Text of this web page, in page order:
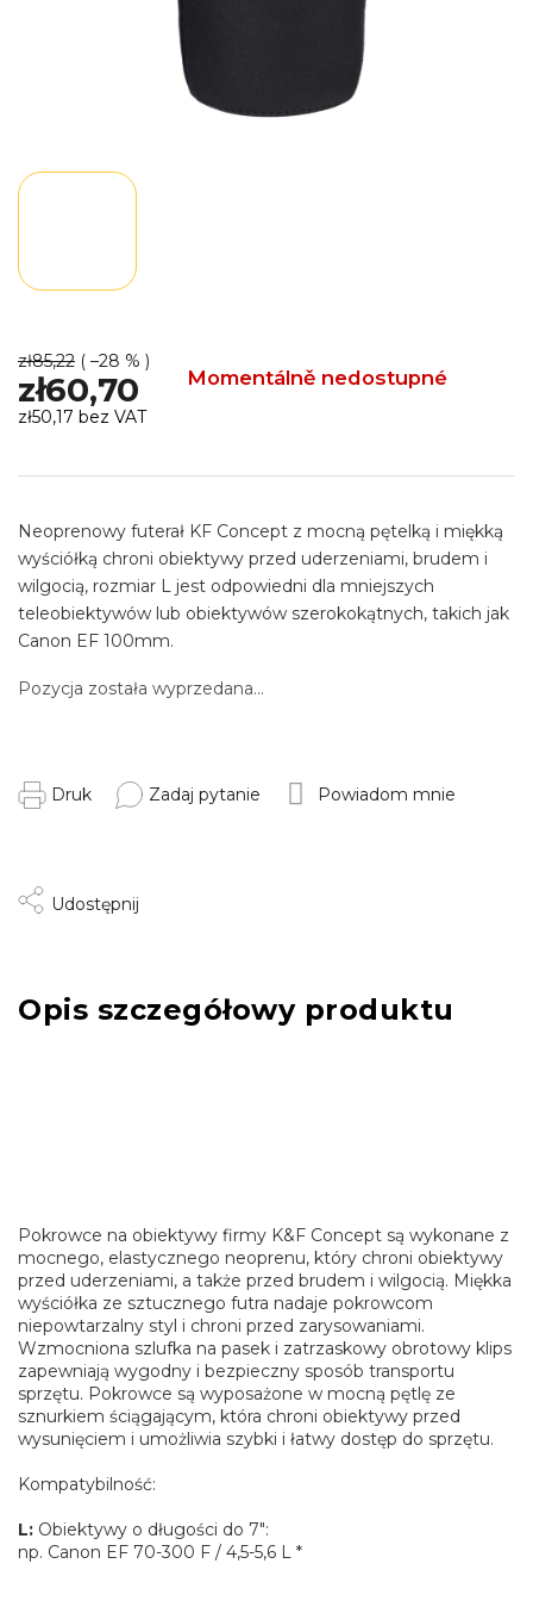
zł85,22 ( –28 % )
zł60,70 Momentálně nedostupné
zł50,17 bez VAT
jednostkowa:
Pozycja została wyprzedana…
Neoprenowy futerał KF Concept z mocną pętelką i miękką
wyściółką chroni obiektywy przed uderzeniami, brudem i
wilgocią, rozmiar L jest odpowiedni dla mniejszych
teleobiektywów lub obiektywów szerokokątnych, takich jak
Canon EF 100mm.
Druk Zadaj pytanie Powiadom mnie
Udostępnij
Opis szczegółowy produktu
Pokrowce na obiektywy firmy K&F Concept są wykonane z
mocnego, elastycznego neoprenu, który chroni obiektywy
przed uderzeniami, a także przed brudem i wilgocią. Miękka
wyściółka ze sztucznego futra nadaje pokrowcom
niepowtarzalny styl i chroni przed zarysowaniami.
Wzmocniona szlufka na pasek i zatrzaskowy obrotowy klips
zapewniają wygodny i bezpieczny sposób transportu
sprzętu. Pokrowce są wyposażone w mocną pętlę ze
sznurkiem ściągającym, która chroni obiektywy przed
wysunięciem i umożliwia szybki i łatwy dostęp do sprzętu.
Kompatybilność:
L: Obiektywy o długości do 7":
np. Canon EF 70-300 F / 4,5-5,6 L *